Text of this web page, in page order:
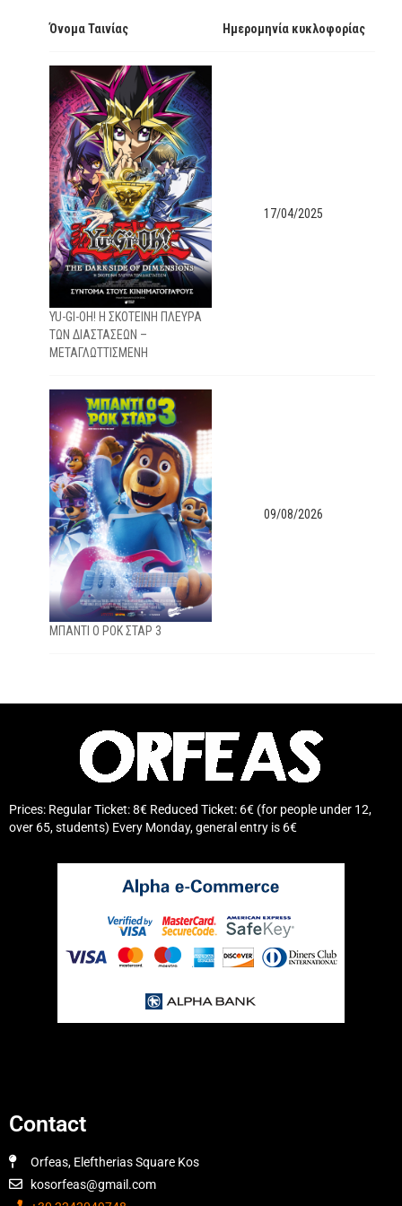
Όνομα Ταινίας Ημερομηνία κυκλοφορίας
YU-GI-OH! Η ΣΚΟΤΕΙΝΗ ΠΛΕΥΡΑ
ΤΩΝ ΔΙΑΣΤΑΣΕΩΝ –
ΜΕΤΑΓΛΩΤΤΙΣΜΕΝΗ
17/04/2025
ΜΠΑΝΤΙ Ο ΡΟΚ ΣΤΑΡ 3
09/08/2026
Prices: Regular Ticket: 8€ Reduced Ticket: 6€ (for people under 12,
over 65, students) Every Monday, general entry is 6€
Contact
Orfeas, Eleftherias Square Kos
kosorfeas@gmail.com